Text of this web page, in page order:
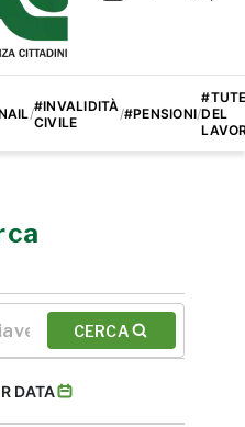
/#INVALIDITÀ
CIVILE
/#PENSIONI/DEL
CERCA
DATA